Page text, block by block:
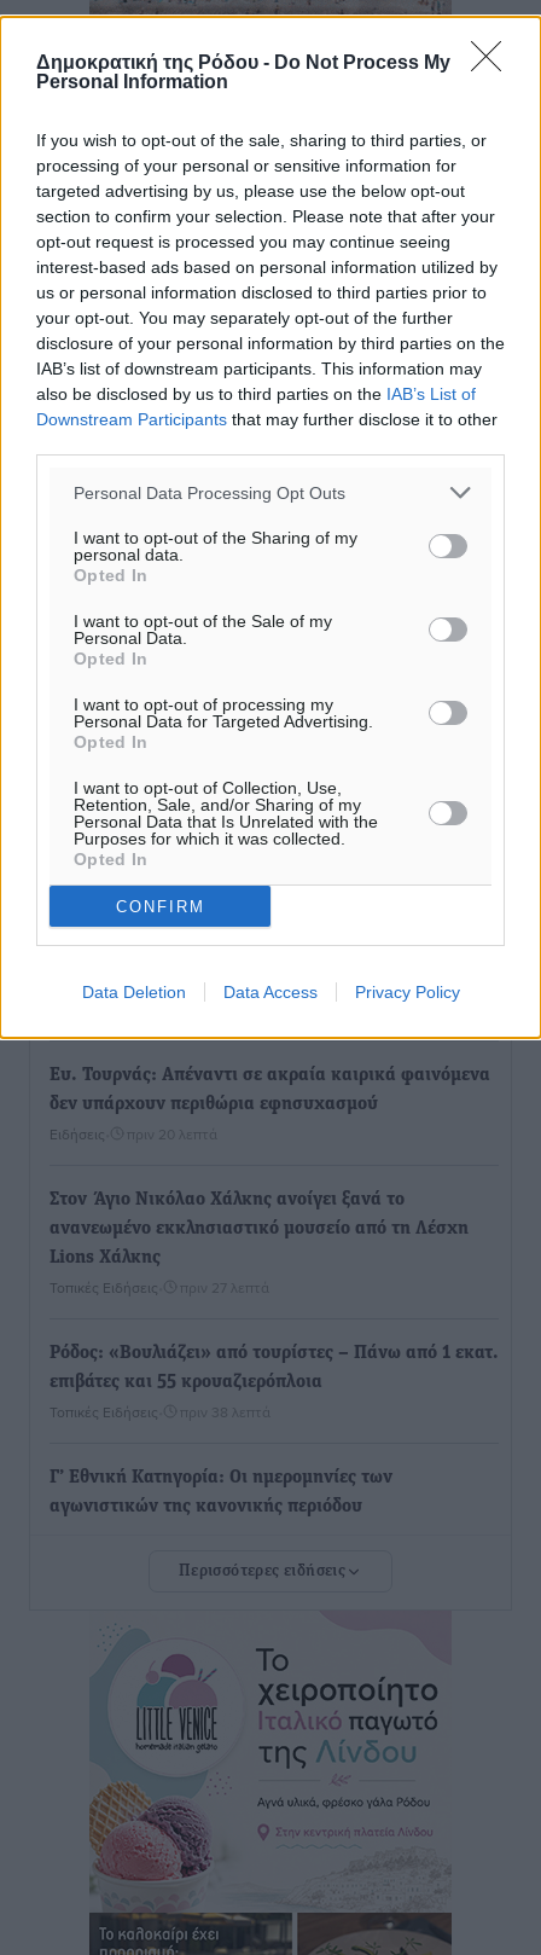
Δημοκρατική της Ρόδου - Do Not Process My
Personal Information
If you wish to opt-out of the sale, sharing to third parties, or
processing of your personal or sensitive information for
targeted advertising by us, please use the below opt-out
section to confirm your selection. Please note that after your
opt-out request is processed you may continue seeing
interest-based ads based on personal information utilized by
us or personal information disclosed to third parties prior to
your opt-out. You may separately opt-out of the further
disclosure of your personal information by third parties on the
IAB’s list of downstream participants. This information may
also be disclosed by us to third parties on the IAB’s List of
Downstream Participants that may further disclose it to other
Personal Data Processing Opt Outs
I want to opt-out of the Sharing of my
personal data.
Opted In
I want to opt-out of the Sale of my
Personal Data.
Opted In
I want to opt-out of processing my
Personal Data for Targeted Advertising.
Opted In
I want to opt-out of Collection, Use,
Retention, Sale, and/or Sharing of my
Personal Data that Is Unrelated with the
Purposes for which it was collected.
Opted In
CONFIRM
Data Deletion Data Access Privacy Policy
Ροή ειδήσεων
φιλοξενίας
Ειδήσεις• πριν 4 λεπτά
Γιάννης Χατζής για το νέο Ειδικό Χωροταξικό: Οι
βασικοί οριζόντιοι περιορισμοί παραμένουν –
Κίνδυνος για επενδύσεις, περιουσίες και τοπική
Ευ. Τουρνάς: Απέναντι σε ακραία καιρικά φαινόμενα
δεν υπάρχουν περιθώρια εφησυχασμού
Ειδήσεις πριν 20 λεπτά
Στον Άγιο Νικόλαο Χάλκης ανοίγει ξανά το
ανανεωμένο εκκλησιαστικό μουσείο από τη Λέσχη
Lions Χάλκης
Τοπικές Ειδήσεις πριν 27 λεπτά
Ρόδος: «Βουλιάζει» από τουρίστες – Πάνω από 1 εκατ.
επιβάτες και 55 κρουαζιερόπλοια
Τοπικές Ειδήσεις πριν 38 λεπτά
Γ’ Εθνική Κατηγορία: Οι ημερομηνίες των
αγωνιστικών της κανονικής περιόδου
πελατών
Τοπικές Ειδήσεις • πριν 6 ώρες
Χωρίς υποχρεωτική παρουσία μικρών στη 12άδα
πριν 7 ώρες
Ο Πελεκάνος, οι ανεμογεννήτριες και μια κοινότητα
που κανείς δεν ρώτησε
Δημο-Κρίσεις• πριν 7 ώρες
Η Ρόδος περιμένει και οι θεσμοί της λογομαχούν
Περισσότερες ειδήσεις